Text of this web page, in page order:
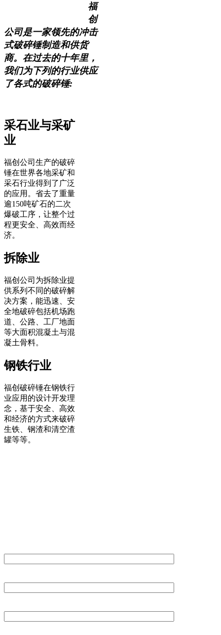
福
创
公司是一家领先的冲击
式破碎锤制造和供货
商。在过去的十年里，
我们为下列的行业供应
了各式的破碎锤:
采石业与采矿
业
福创公司生产的破碎
锤在世界各地采矿和
采石行业得到了广泛
的应用。省去了重量
逾150吨矿石的二次
爆破工序，让整个过
程更安全、高效而经
济。
拆除业
福创公司为拆除业提
供系列不同的破碎解
决方案，能迅速、安
全地破碎包括机场跑
道、公路、工厂地面
等大面积混凝土与混
凝土骨料。
钢铁行业
福创破碎锤在钢铁行
业应用的设计开发理
念，基于安全、高效
和经济的方式来破碎
生铁、钢渣和清空渣
罐等等。